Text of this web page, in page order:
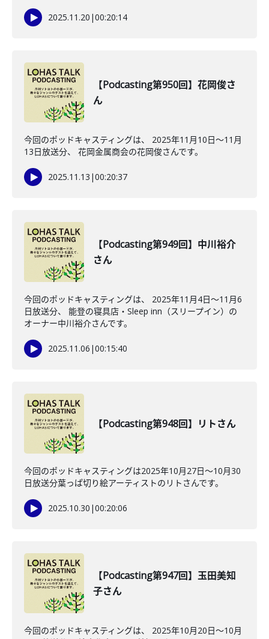
2025.11.20 |00:20:14
【Podcasting第950回】花岡俊さ
ん
今回のポッドキャスティングは、 2025年11月10日〜11月
13日放送分、 花岡金属商会の花岡俊さんです。
2025.11.13 |00:20:37
【Podcasting第949回】中川裕介
さん
今回のポッドキャスティングは、 2025年11月4日〜11月6
日放送分、 能登の寝具店・Sleep inn（スリープイン）の
オーナー中川裕介さんです。
2025.11.06 |00:15:40
【Podcasting第948回】リトさん
今回のポッドキャスティングは2025年10月27日〜10月30
日放送分葉っぱ切り絵アーティストのリトさんです。
2025.10.30 |00:20:06
【Podcasting第947回】玉田美知
子さん
今回のポッドキャスティングは、 2025年10月20日〜10月